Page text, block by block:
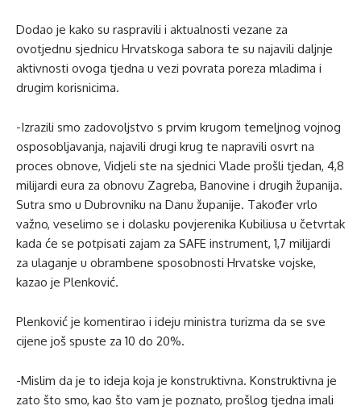
Dodao je kako su raspravili i aktualnosti vezane za
ovotjednu sjednicu Hrvatskoga sabora te su najavili daljnje
aktivnosti ovoga tjedna u vezi povrata poreza mladima i
drugim korisnicima.
-Izrazili smo zadovoljstvo s prvim krugom temeljnog vojnog
osposobljavanja, najavili drugi krug te napravili osvrt na
proces obnove, Vidjeli ste na sjednici Vlade prošli tjedan, 4,8
milijardi eura za obnovu Zagreba, Banovine i drugih županija.
Sutra smo u Dubrovniku na Danu županije. Također vrlo
važno, veselimo se i dolasku povjerenika Kubiliusa u četvrtak
kada će se potpisati zajam za SAFE instrument, 1,7 milijardi
za ulaganje u obrambene sposobnosti Hrvatske vojske,
kazao je Plenković.
Plenković je komentirao i ideju ministra turizma da se sve
cijene još spuste za 10 do 20%.
-Mislim da je to ideja koja je konstruktivna. Konstruktivna je
zato što smo, kao što vam je poznato, prošlog tjedna imali